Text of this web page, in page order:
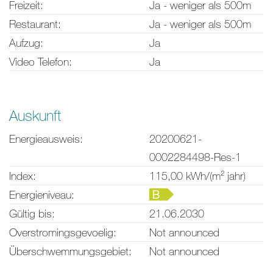
Freizeit:
Ja - weniger als 500m
Restaurant:
Ja - weniger als 500m
Aufzug:
Ja
Video Telefon:
Ja
Auskunft
Energieausweis:
20200621-
0002284498-Res-1
Index:
115,00 kWh/(m² jahr)
Energieniveau:
B
Gültig bis:
21.06.2030
Overstromingsgevoelig:
Not announced
Überschwemmungsgebiet:
Not announced